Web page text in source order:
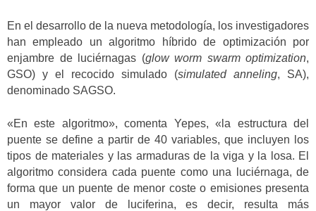
En el desarrollo de la nueva metodología, los investigadores
han empleado un algoritmo híbrido de optimización por
enjambre de luciérnagas (glow worm swarm optimization,
GSO) y el recocido simulado (simulated anneling, SA),
denominado SAGSO.
«En este algoritmo», comenta Yepes, «la estructura del
puente se define a partir de 40 variables, que incluyen los
tipos de materiales y las armaduras de la viga y la losa. El
algoritmo considera cada puente como una luciérnaga, de
forma que un puente de menor coste o emisiones presenta
un mayor valor de luciferina, es decir, resulta más